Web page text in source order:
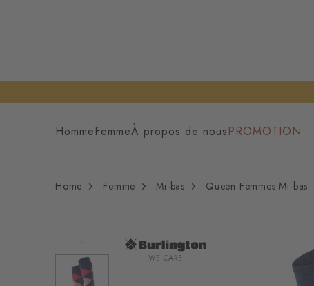
HommeFemmeÀ propos de nousPROMOTION
Home Femme Mi-bas Queen Femmes Mi-bas